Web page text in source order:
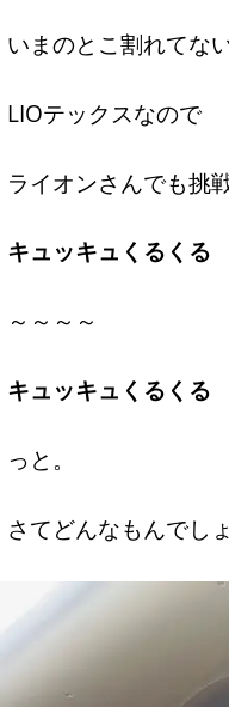
いまのとこ割れてない
LIOテックスなので
ライオンさんでも挑
キュッキュくるくる
～～～～
キュッキュくるくる
っと。
さてどんなもんでし